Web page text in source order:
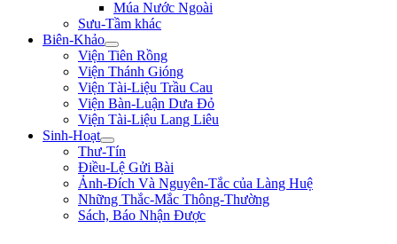
Múa Nước Ngoài
Sưu-Tầm khác
Biên-Khảo
Viện Tiên Rồng
Viện Thánh Gióng
Viện Tài-Liệu Trầu Cau
Viện Bàn-Luận Dưa Đỏ
Viện Tài-Liệu Lang Liêu
Sinh-Hoạt
Thư-Tín
Điều-Lệ Gửi Bài
Ảnh-Đích Và Nguyên-Tắc của Làng Huệ
Những Thắc-Mắc Thông-Thường
Sách, Báo Nhận Được